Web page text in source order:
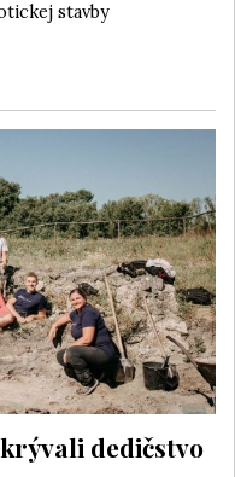
stavby
dedičstvo